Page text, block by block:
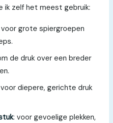
ik zelf het meest gebruik:
voor grote spiergroepen
de druk over een breder
diepere, gerichte druk
: voor gevoelige plekken,